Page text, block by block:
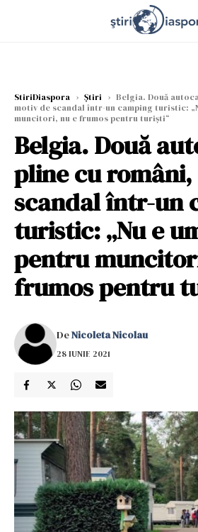
StiriDiaspora › Știri › Belgia. Două
motiv de scandal într-un camping turistic:
muncitori, nu e frumos pentru turiști“
Belgia. Două
pline cu
scandal într-un
turistic: „Nu e
pentru
frumos pentru
DeNicoleta Nicolau
28 IUNIE 2021